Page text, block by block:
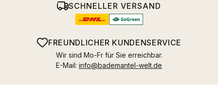
SCHNELLER VERSAND
FREUNDLICHER KUNDENSERVICE
Wir sind Mo-Fr für Sie erreichbar.
E-Mail: info@bademantel-welt.de